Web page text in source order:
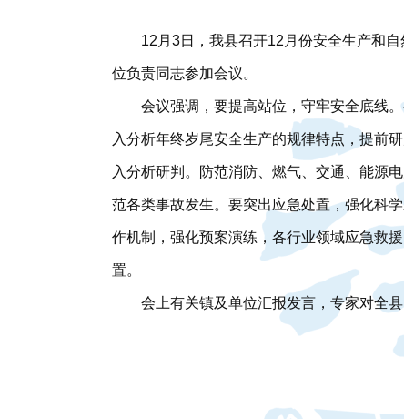
12月3日，我县召开12月份安全生产和
位负责同志参加会议。
会议强调，要提高站位，守牢安全底线
入分析年终岁尾安全生产的规律特点，提前
入分析研判。防范消防、燃气、交通、能源
范各类事故发生。要突出应急处置，强化科
作机制，强化预案演练，各行业领域应急救
置。
会上有关镇及单位汇报发言，专家对全